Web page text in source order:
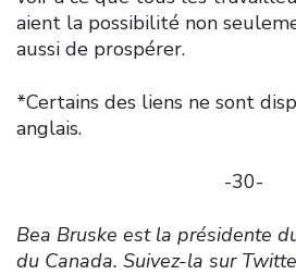
aient la possibilité non
aussi de prospérer.
*Certains des liens ne sont
anglais.
-30-
Bea Bruske est la présidente
du Canada. Suivez-la sur